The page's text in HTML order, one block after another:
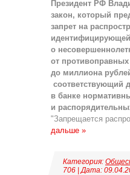
Президент РФ
закон, который
запрет на
о
от
до миллиона
соответствующий
в банке
и
"Запрещается
дальше »
Категория:
706 | Дата: